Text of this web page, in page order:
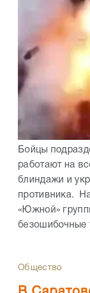
Бойцы
работают на
блиндажи и
противника.
«Южной»
безошибочные
Общество